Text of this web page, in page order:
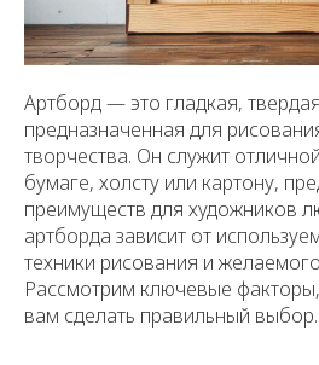
Артборд — это гладкая,
предназначенная для
творчества. Он служит
бумаге, холсту или картону,
преимуществ для художников
артборда зависит от
техники рисования и
Рассмотрим ключевые
вам сделать правильный выбор.